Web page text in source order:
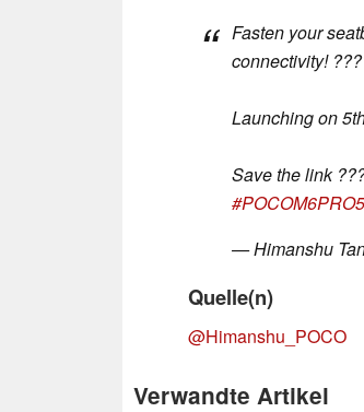
Fasten your
connectivity!
Launching on
Save the link
— Himanshu
Quelle(n)
@Himanshu_POCO
Verwandte Artikel